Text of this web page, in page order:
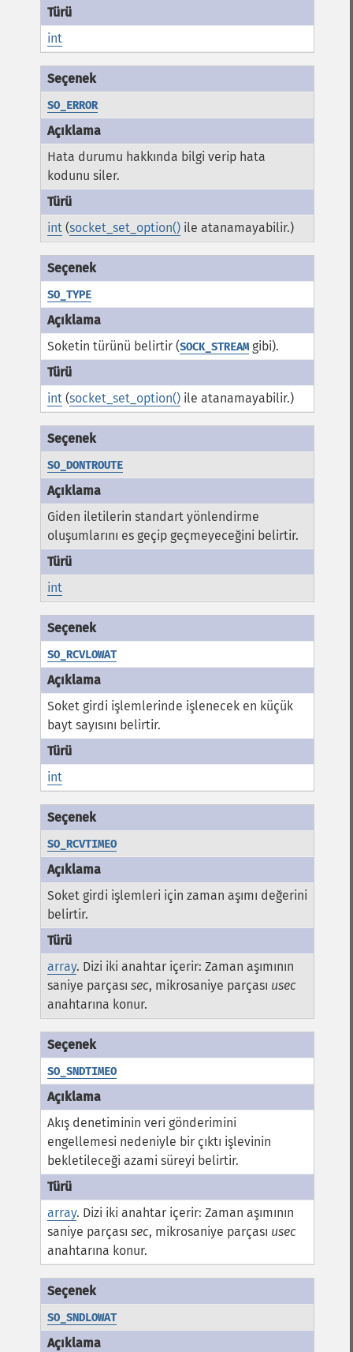
int
SO_ERROR
Hata durumu hakkında bilgi verip hata
kodunu siler.
int (socket_set_option() ile atanamayabilir.)
SO_TYPE
Soketin türünü belirtir (SOCK_STREAMgibi).
int (socket_set_option() ile atanamayabilir.)
SO_DONTROUTE
Giden iletilerin standart yönlendirme
oluşumlarını es geçip geçmeyeceğini belirtir.
int
SO_RCVLOWAT
Soket girdi işlemlerinde işlenecek en küçük
bayt sayısını belirtir.
int
SO_RCVTIMEO
Soket girdi işlemleri için zaman aşımı değerini
belirtir.
array. Dizi iki anahtar içerir: Zaman aşımının
saniye parçasısec, mikrosaniye parçası usec
anahtarına konur.
SO_SNDTIMEO
Akış denetiminin veri gönderimini
engellemesi nedeniyle bir çıktı işlevinin
bekletileceği azami süreyi belirtir.
array. Dizi iki anahtar içerir: Zaman aşımının
saniye parçasısec, mikrosaniye parçası usec
anahtarına konur.
SO_SNDLOWAT